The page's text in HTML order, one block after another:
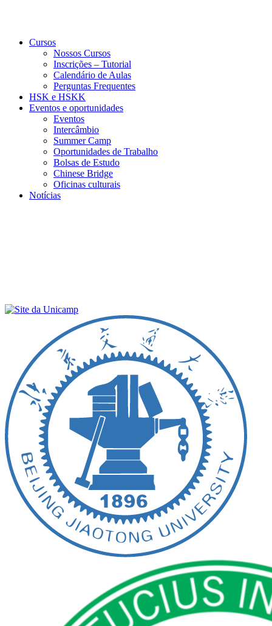
Cursos
Nossos Cursos
Inscrições – Tutorial
Calendário de Aulas
Perguntas Frequentes
HSK e HSKK
Eventos e oportunidades
Eventos
Intercâmbio
Summer Camp
Oportunidades de Trabalho
Bolsas de Estudo
Chinese Bridge
Oficinas culturais
Notícias